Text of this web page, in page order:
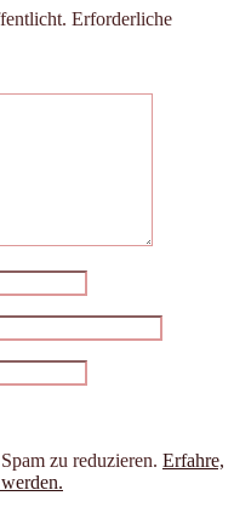
Erforderliche
zu reduzieren. Erfahre,